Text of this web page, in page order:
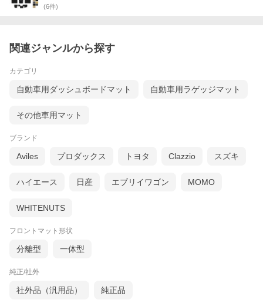
素材について
(6件)
関連ジャンルから探す
カテゴリ
自動車用ダッシュボードマット 自動車用ラゲッジマット
その他車用マット
ブランド
Aviles プロダックス トヨタ Clazzio スズキ
ハイエース 日産 エブリイワゴン MOMO
WHITENUTS
フロントマット形状
分離型 一体型
純正/社外
社外品（汎用品） 純正品